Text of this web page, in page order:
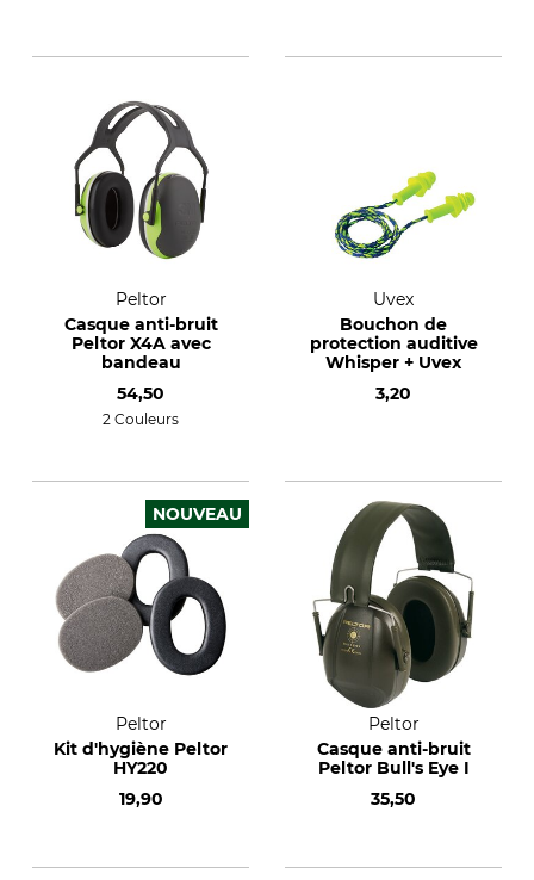
Peltor
Casque anti-bruit
Peltor X4A avec
bandeau
54,50
2 Couleurs
Uvex
Bouchon de
protection auditive
Whisper + Uvex
3,20
NOUVEAU
Peltor
Kit d'hygiène Peltor
HY220
19,90
Peltor
Casque anti-bruit
Peltor Bull's Eye I
35,50